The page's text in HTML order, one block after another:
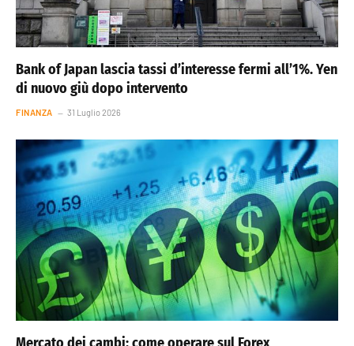
Bank of Japan lascia tassi d’interesse fermi all’1%. Yen
di nuovo giù dopo intervento
FINANZA 31 Luglio 2026